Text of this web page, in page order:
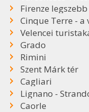
Firenze
Cinque Terre - a
Velencei
Grado
Rimini
Szent Márk tér
Cagliari
Lignano -
Caorle